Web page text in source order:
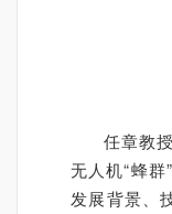
任章教
无人机“蜂
发展背景、